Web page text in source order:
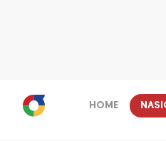
HOME